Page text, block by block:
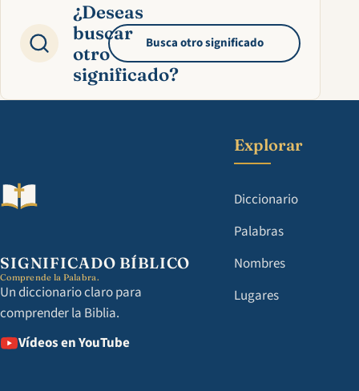
¿Deseas
buscar
otro
significado?
Busca otro significado
SIGNIFICADO BÍBLICO
Comprende la Palabra.
Un diccionario claro para
comprender la Biblia.
Vídeos en YouTube
Explorar
Diccionario
Palabras
Nombres
Lugares